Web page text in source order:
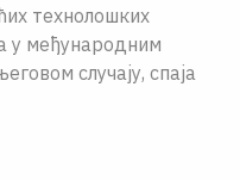
технолошких
у међународним
случају, спаја